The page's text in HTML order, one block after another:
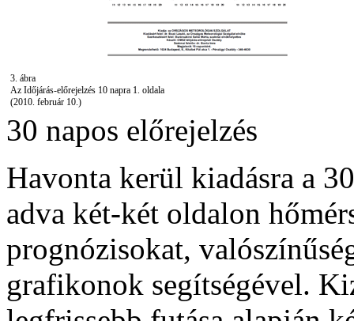
3. ábra
Az Időjárás-előrejelzés 10 napra 1. oldala
(2010. február 10.)
30 napos előrejelzés
Havonta kerül kiadásra a
adva két-két oldalon
prognózisokat,
grafikonok segítségével.